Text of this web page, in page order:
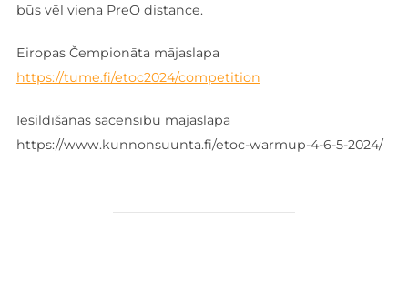
būs vēl viena PreO distance.
Eiropas Čempionāta mājaslapa
https://tume.fi/etoc2024/competition
Iesildīšanās sacensību mājaslapa
https://www.kunnonsuunta.fi/etoc-warmup-4-6-5-2024/